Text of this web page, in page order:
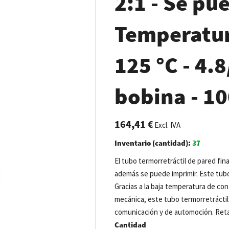
125 °C -
bobina -
164,41 €Excl. IVA
Inventario (cantidad): 37
El tubo termorretráctil de pared
además se puede imprimir. Este
Gracias a la baja temperatura de
mecánica, este tubo
comunicación y de automoción.
Cantidad